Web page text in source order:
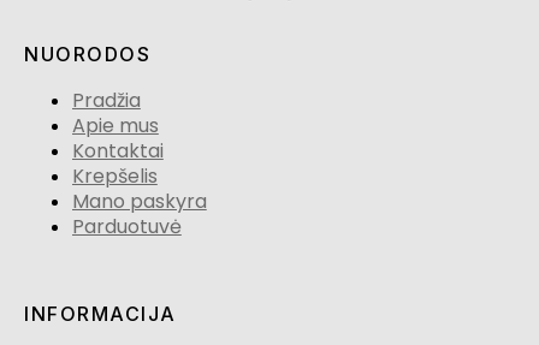
NUORODOS
Pradžia
Apie mus
Kontaktai
Krepšelis
Mano paskyra
Parduotuvė
INFORMACIJA